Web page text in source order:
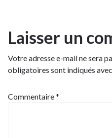
Laisser un
Votre adresse e-mail ne sera
obligatoires sont indiqués avec
Commentaire*